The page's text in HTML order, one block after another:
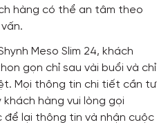
hàng có thể an tâm theo
Meso Slim 24, khách
gọn chỉ sau vài buổi và chỉ
Mọi thông tin chi tiết cần tư
hàng vui lòng gọi
để lại thông tin và nhận cuộc